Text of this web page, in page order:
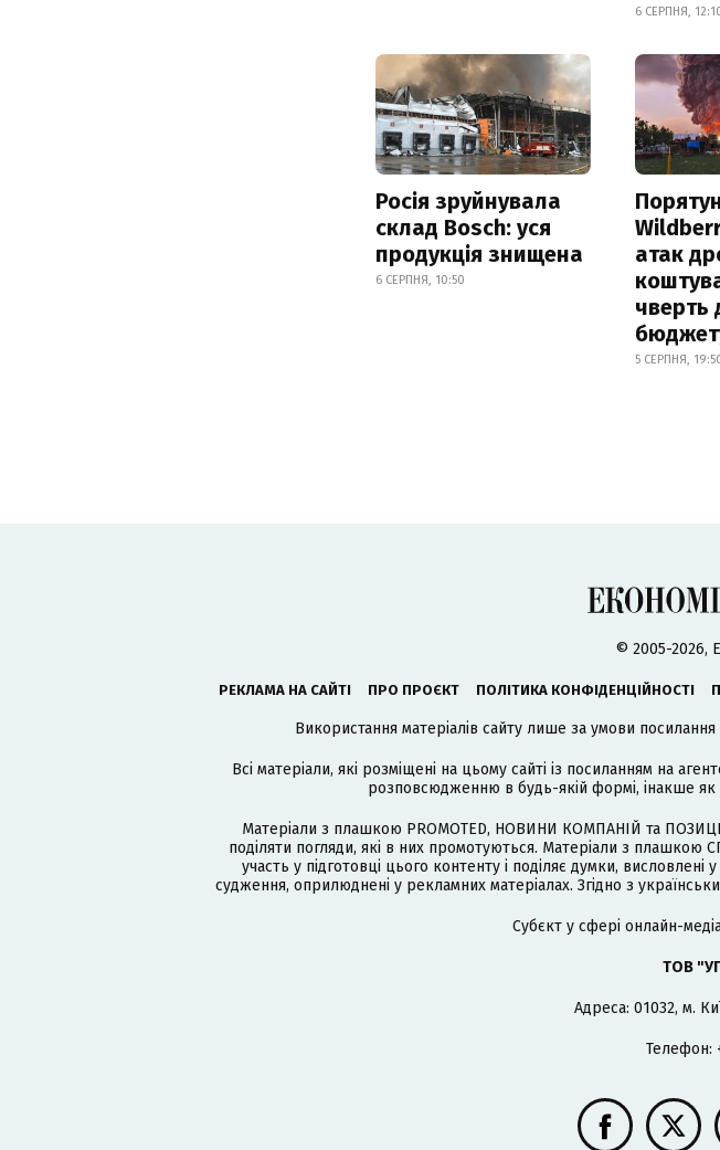
6 СЕРПНЯ,
Росія зруйнувала
склад Bosch: уся
продукція знищена
6 СЕРПНЯ, 10:50
атак
чверть
5 СЕРПНЯ,
© 2005-2026,
РЕКЛАМА НА САЙТІ ПРО ПРОЄКТ ПОЛІТИКА КОНФІДЕНЦІЙНОСТІ
Використання матеріалів сайту лише за умови
Всі матеріали, які розміщені на цьому сайті із посиланням на
розповсюдженню в будь-якій формі, інакше як
Матеріали з плашкою PROMOTED, НОВИНИ КОМПАНІЙ та
поділяти погляди, які в них промотуються. Матеріали з
участь у підготовці цього контенту і поділяє думки, висловлені
судження, оприлюднені у рекламних матеріалах. Згідно з
Cубєкт у сфері онлайн-
ТОВ
Адреса: 01032, м.
Телефон: